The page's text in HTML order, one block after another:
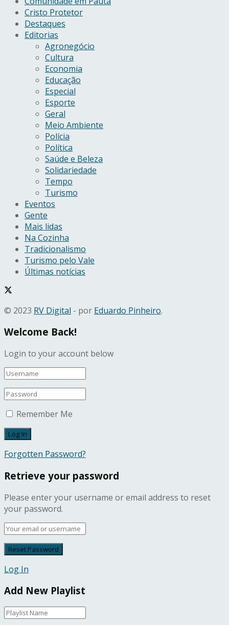
Cristo Protetor
Destaques
Editorias
Agronegócio
Cultura
Economia
Educação
Especial
Esporte
Geral
Meio Ambiente
Polícia
Política
Saúde e Beleza
Solidariedade
Tempo
Turismo
Eventos
Gente
Mais lidas
Na Cozinha
Tradicionalismo
Turismo pelo Vale
Últimas notícias
© 2023 RV Digital - por Eduardo Pinheiro.
Welcome Back!
Login to your account below
Remember Me
Forgotten Password?
Retrieve your password
Please enter your username or email address to reset
your password.
Log In
Add New Playlist